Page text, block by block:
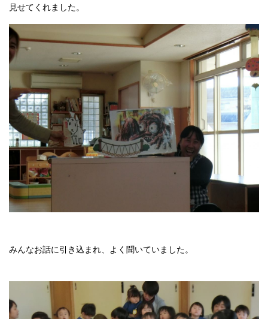
見せてくれました。
みんなお話に引き込まれ、よく聞いていました。